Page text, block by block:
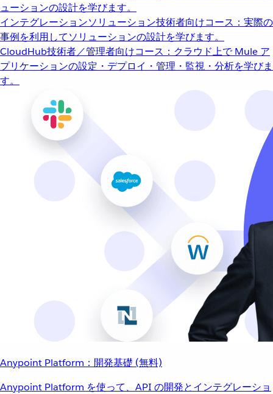
ューションの設計を学びます。
インテグレーションソリューション技術者向けコース：実際の
事例を利用してソリューションの設計を学びます。
CloudHub技術者／管理者向けコース：クラウド上で Mule ア
プリケーションの設定・デプロイ・管理・監視・分析を学びま
す。
Anypoint Platform：開発基礎 (無料)
Anypoint Platform を使って、API の開発とインテグレーショ